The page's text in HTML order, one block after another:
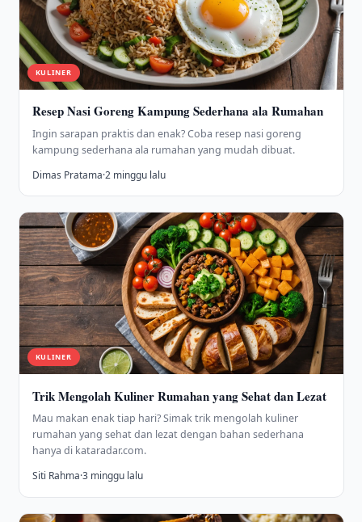
KULINER
Resep Nasi Goreng Kampung Sederhana ala Rumahan
Ingin sarapan praktis dan enak? Coba resep nasi goreng
kampung sederhana ala rumahan yang mudah dibuat.
Dimas Pratama·2 minggu lalu
KULINER
Trik Mengolah Kuliner Rumahan yang Sehat dan Lezat
Mau makan enak tiap hari? Simak trik mengolah kuliner
rumahan yang sehat dan lezat dengan bahan sederhana
hanya di kataradar.com.
Siti Rahma·3 minggu lalu